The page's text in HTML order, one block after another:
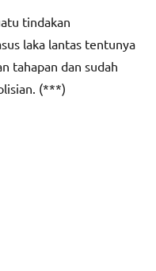
tindakan
laka lantas tentunya
tahapan dan sudah
(***)